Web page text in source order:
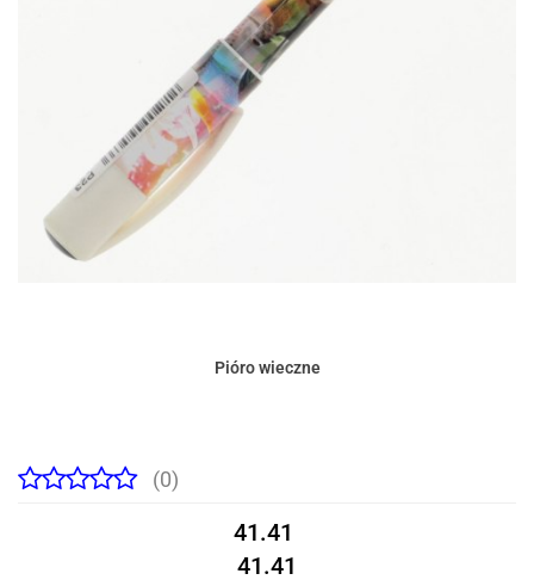
Pióro wieczne
(0)
41.41
41.41